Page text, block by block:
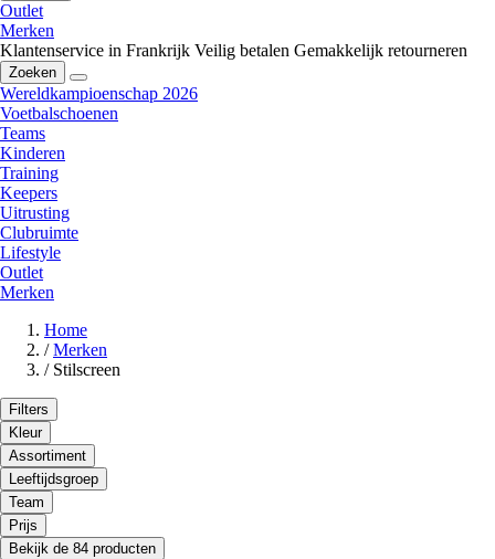
Outlet
Merken
Klantenservice in Frankrijk Veilig betalen Gemakkelijk retourneren
Zoeken
Wereldkampioenschap 2026
Voetbalschoenen
Teams
Kinderen
Training
Keepers
Uitrusting
Clubruimte
Lifestyle
Outlet
Merken
Home
/ Merken
/ Stilscreen
Filters
Kleur
Assortiment
Leeftijdsgroep
Team
Prijs
Bekijk de 84 producten